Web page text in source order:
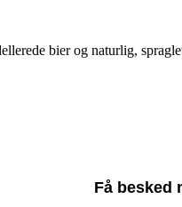
bier og naturlig,
Få besked